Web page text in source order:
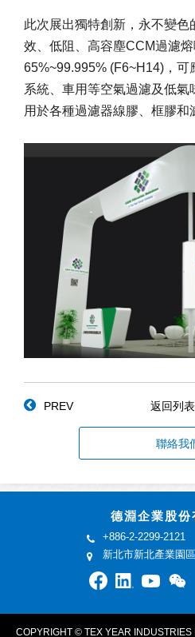
此次展出獨特創新，永不變色
效、低阻、高容塵CCM過濾
65%~99.995% (F6~H14)，
系統、車用等空氣過濾及低氣
用於各種過濾器線膠、框膠和
PREV 返回列
聯絡我
德淵企業股份
+886-2-2299-2121
新北市新北產業園
COPYRIGHT © TEX YEAR